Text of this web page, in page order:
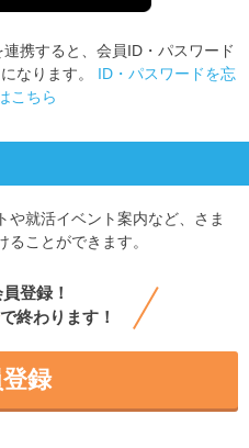
携すると、会員ID・パスワード
なります。 ID・パスワードを忘
こちら
や就活イベント案内など、さま
ことができます。
登録！
で終わります！
録